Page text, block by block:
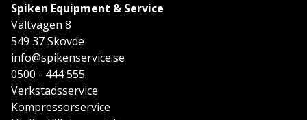
Spiken Equipment & Service
Vältvägen 8
549 37 Skövde
info@spikenservice.se
0500 - 444 555
Verkstadsservice
Kompressorservice